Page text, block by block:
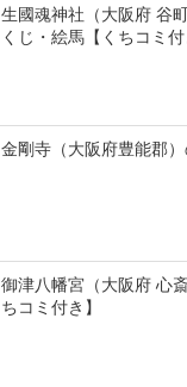
生國魂神社（大阪府 谷
くじ・絵馬【くちコミ付
金剛寺（大阪府豊能郡
御津八幡宮（大阪府 心
ちコミ付き】